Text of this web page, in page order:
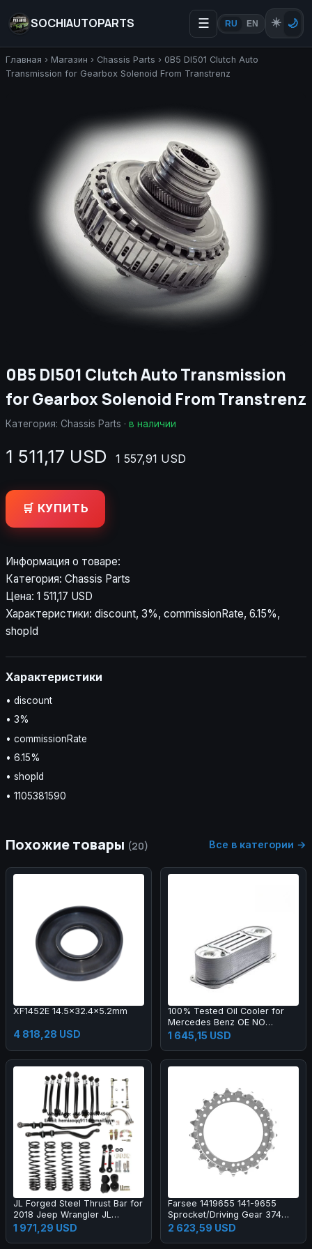
SOCHIAUTOPARTS ☰ RU EN ☀️ 🌙
Главная › Магазин › Chassis Parts › 0B5 Dl501 Clutch Auto
Transmission for Gearbox Solenoid From Transtrenz
0B5 Dl501 Clutch Auto Transmission
for Gearbox Solenoid From Transtrenz
Категория: Chassis Parts · в наличии
1 511,17 USD 1 557,91 USD
🛒 КУПИТЬ
Информация о товаре:
Категория: Chassis Parts
Цена: 1 511,17 USD
Характеристики: discount, 3%, commissionRate, 6.15%,
shopId
Характеристики
• discount
• 3%
• commissionRate
• 6.15%
• shopId
• 1105381590
Похожие товары (20) Все в категории →
XF1452E 14.5x32.4x5.2mm
4 818,28 USD
100% Tested Oil Cooler for
Mercedes Benz OE NO
51095007112 FOR AKJ
NO.WO-109
1 645,15 USD
JL Forged Steel Thrust Bar for
2018 Jeep Wrangler JL
Heavy-Duty Steering Kit-New 1
Year Warranty
1 971,29 USD
Farsee 1419655 141-9655
Sprocket/Driving Gear 374
Construction Machinery Parts
2 623,59 USD